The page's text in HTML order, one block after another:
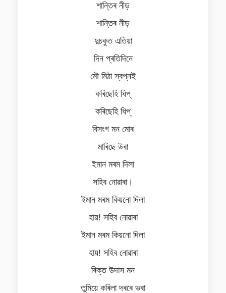
শান্তিৰ নীড়
শান্তিৰ নীড়
দুচকুত এতিয়া
দিন প্ৰতিদিনে
মৌ মিঠা স্বপ্নই
কৰিছেহি ধিপ্
কৰিছেহি ধিপ্
বিসংগ মন মোৰ
মাৰিছে উৰা
ইমান মৰম দিলা
সহিব নোৱাৰা।
ইমান মৰম কিয়নো দিলা
হায়! সহিব নোৱাৰা
ইমান মৰম কিয়নো দিলা
হায়! সহিব নোৱাৰা
ৰিক্ত উদাস মন
তুমিয়ে কৰিলা দৰ‍ৰে ভৰা